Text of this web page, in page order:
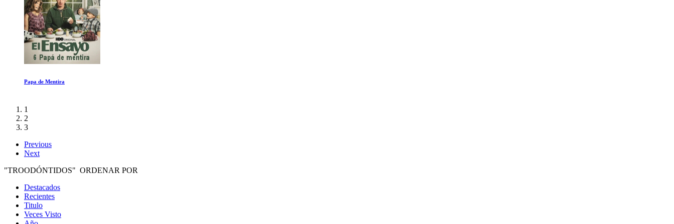
Heavy Metal
1
2
3
Previous
Next
"TROODÓNTIDOS" ORDENAR POR
Destacados
Recientes
Titulo
Veces Visto